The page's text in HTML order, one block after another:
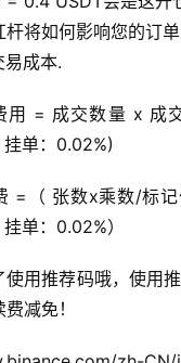
将如何影响您的订
成本.
用 = 成交数量 x 成
挂单：0.02%)
=（ 张数x乘数/标
单：0.02%）
用推荐码哦，使用推
减免！